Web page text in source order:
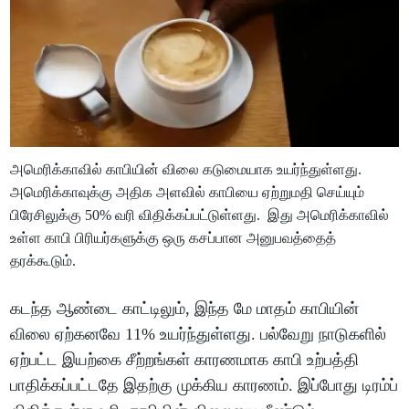
அமெரிக்காவில் காபியின் விலை கடுமையாக உயர்ந்துள்ளது.
அமெரிக்காவுக்கு அதிக அளவில் காபியை ஏற்றுமதி செய்யும்
பிரேசிலுக்கு 50% வரி விதிக்கப்பட்டுள்ளது. இது அமெரிக்காவில்
உள்ள காபி பிரியர்களுக்கு ஒரு கசப்பான அனுபவத்தைத்
தரக்கூடும்.
கடந்த ஆண்டை காட்டிலும், இந்த மே மாதம் காபியின்
விலை ஏற்கனவே 11% உயர்ந்துள்ளது. பல்வேறு நாடுகளில்
ஏற்பட்ட இயற்கை சீற்றங்கள் காரணமாக காபி உற்பத்தி
பாதிக்கப்பட்டதே இதற்கு முக்கிய காரணம். இப்போது டிரம்ப்